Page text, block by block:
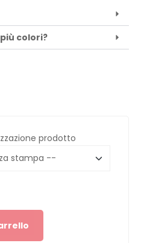
colori?
prodotto